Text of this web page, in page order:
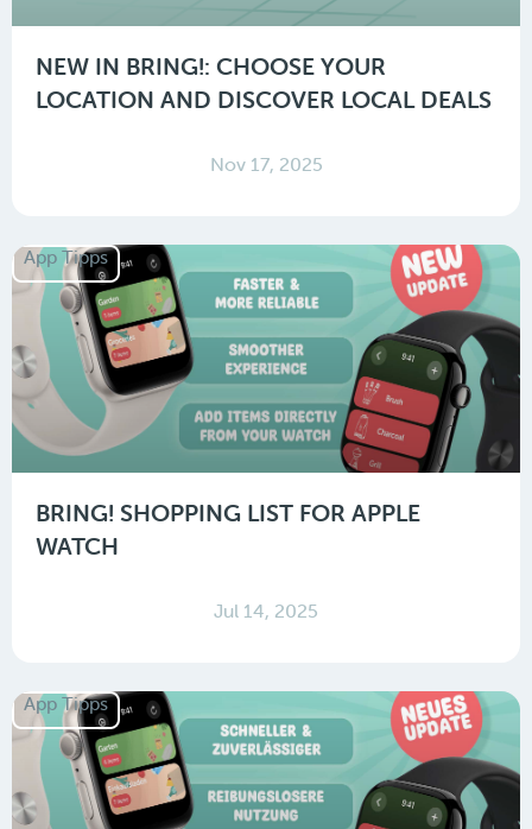
NEW IN BRING!: CHOOSE YOUR
LOCATION AND DISCOVER LOCAL DEALS
Nov 17, 2025
App Tipps
BRING! SHOPPING LIST FOR APPLE
WATCH
Jul 14, 2025
App Tipps